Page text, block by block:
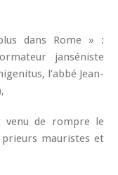
dans Rome » :
janséniste
l’abbé Jean-
venu de rompre le
mauristes et